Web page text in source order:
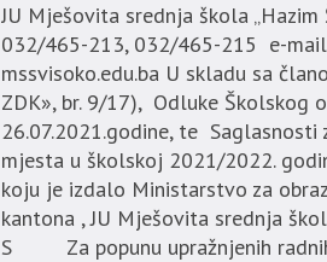
JU Mješovita srednja škola
032/465-213, 032/465-215 e-
mssvisoko.edu.ba U skladu sa
ZDK», br. 9/17), Odluke
26.07.2021.godine, te Saglasnosti
mjesta u školskoj 2021/2022.
koju je izdalo Ministarstvo za
kantona , JU Mješovita srednja
S Za popunu upražnjenih radnih